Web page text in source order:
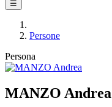
☰
Persone
Persona
MANZO Andrea